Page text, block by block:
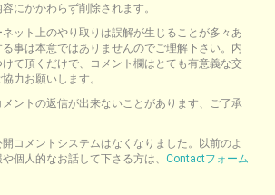
にかかわらず削除されます。
ット上のやり取りは誤解が生じることが多々あ
事は本意ではありませんのでご理解下さい。内
て頂くだけで、コメント欄はとても有意義な交
力お願いします。
ントの返信が出来ないことがあります、ご了承
開コメントシステムはなくなりました。以前のよ
個人的なお話して下さる方は、 Contactフォーム